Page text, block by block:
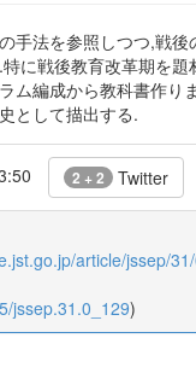
手法を参照しつつ,戦後
に戦後教育改革期を題
ム編成から教科書作り
として描出する.
2 + 2 Twitter
article/jssep/
jssep.31.0_129)